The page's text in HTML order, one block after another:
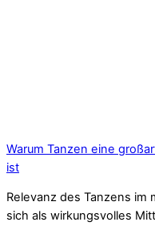
Warum Tanzen eine
ist
Relevanz des Tanzens im
sich als wirkungsvolles